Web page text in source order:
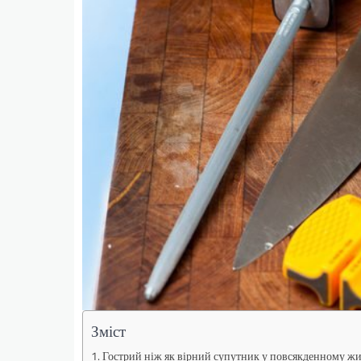
Зміст
Гострий ніж як вірний супутник у повсякденному